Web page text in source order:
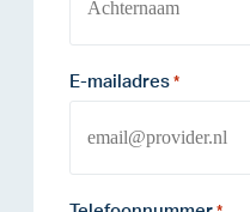
E-mailadres *